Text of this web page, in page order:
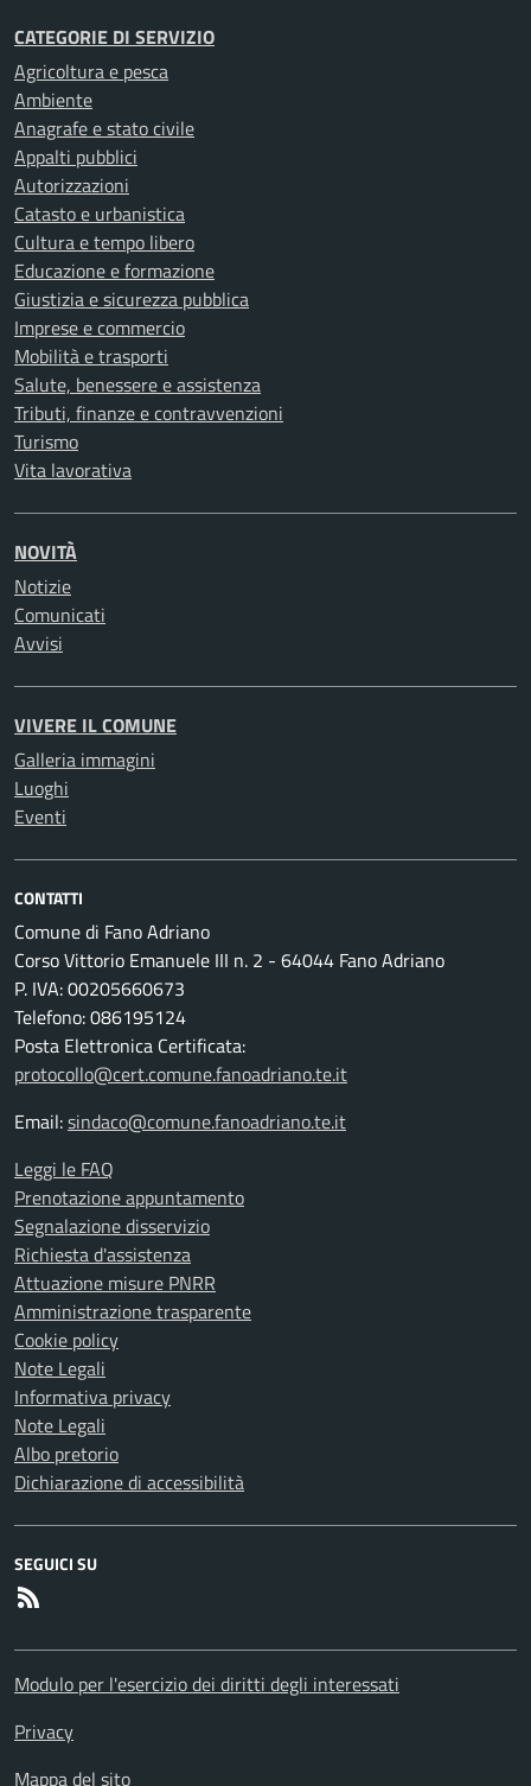
CATEGORIE DI SERVIZIO
Agricoltura e pesca
Ambiente
Anagrafe e stato civile
Appalti pubblici
Autorizzazioni
Catasto e urbanistica
Cultura e tempo libero
Educazione e formazione
Giustizia e sicurezza pubblica
Imprese e commercio
Mobilità e trasporti
Salute, benessere e assistenza
Tributi, finanze e contravvenzioni
Turismo
Vita lavorativa
NOVITÀ
Notizie
Comunicati
Avvisi
VIVERE IL COMUNE
Galleria immagini
Luoghi
Eventi
CONTATTI
Comune di Fano Adriano
Corso Vittorio Emanuele III n. 2 - 64044 Fano Adriano
P. IVA: 00205660673
Telefono: 086195124
Posta Elettronica Certificata:
protocollo@cert.comune.fanoadriano.te.it
Email:sindaco@comune.fanoadriano.te.it
Leggi le FAQ
Prenotazione appuntamento
Segnalazione disservizio
Richiesta d'assistenza
Attuazione misure PNRR
Amministrazione trasparente
Cookie policy
Note Legali
Informativa privacy
Note Legali
Albo pretorio
Dichiarazione di accessibilità
SEGUICI SU
Modulo per l'esercizio dei diritti degli interessati
Privacy
Mappa del sito